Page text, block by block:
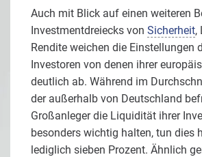
Auch mit Blick auf einen weiteren
Investmentdreiecks von Sicherheit,
Rendite weichen die Einstellungen
Investoren von denen ihrer
deutlich ab. Während im
der außerhalb von Deutschland
Großanleger die Liquidität ihrer
besonders wichtig halten, tun dies
lediglich sieben Prozent. Ähnlich